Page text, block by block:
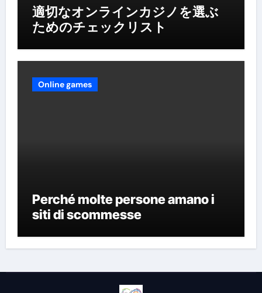
適切なオンラインカジノを選ぶ
ためのチェックリスト
Online games
Perché molte persone amano i
siti di scommesse